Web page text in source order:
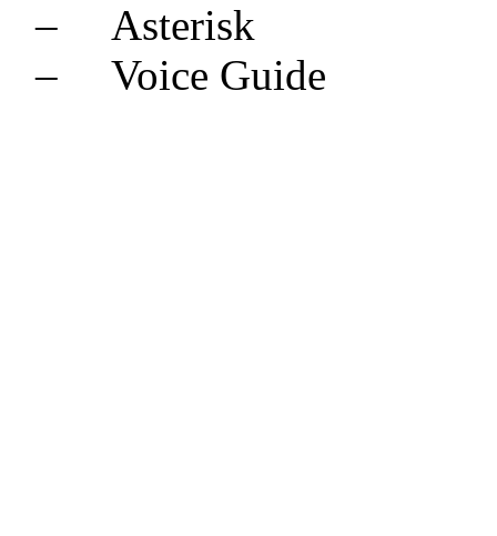
–
Asterisk
–
Voice Guide